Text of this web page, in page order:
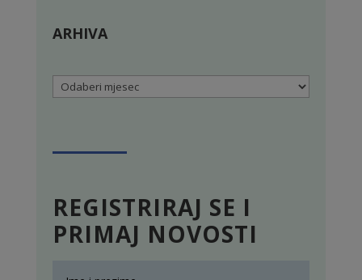
ARHIVA
Arhiva
REGISTRIRAJ SE I
PRIMAJ NOVOSTI